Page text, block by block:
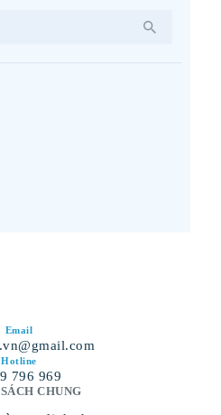
Email
Hotline
796 969
CHUNG